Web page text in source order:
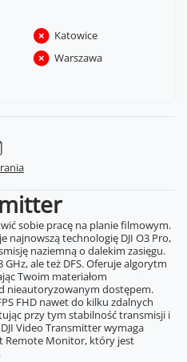
Katowice
Warszawa
sobie pracę na planie filmowym.
najnowszą technologię DJI O3 Pro,
naziemną o dalekim zasięgu.
ale też DFS. Oferuje algorytm
Twoim materiałom
nieautoryzowanym dostępem.
FHD nawet do kilku zdalnych
przy tym stabilność transmisji i
Video Transmitter wymaga
Remote Monitor, który jest